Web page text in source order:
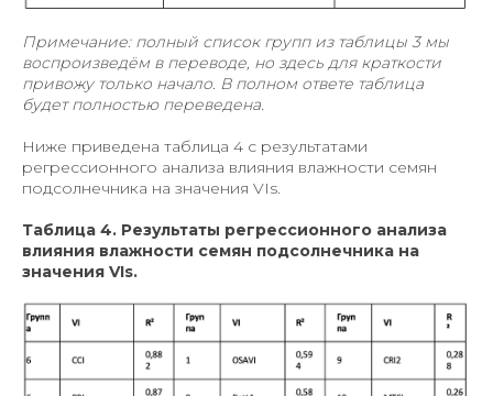
Примечание: полный список групп из таблицы 3 мы
воспроизведём в переводе, но здесь для краткости
привожу только начало. В полном ответе таблица
будет полностью переведена.
Ниже приведена таблица 4 с результатами
регрессионного анализа влияния влажности семян
подсолнечника на значения VIs.
Таблица 4. Результаты регрессионного анализа
влияния влажности семян подсолнечника на
значения VIs.